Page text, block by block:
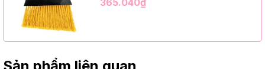
12 Bộ/Thùng (9" Angle Broom, Black
365.040₫
Sản phẩm liên quan